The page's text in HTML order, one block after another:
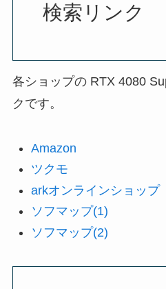
検索リンク
各ショップの RTX 4080
クです。
Amazon
ツクモ
arkオンラインショップ
ソフマップ(1)
ソフマップ(2)